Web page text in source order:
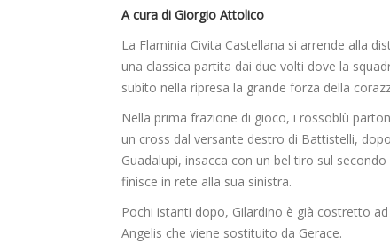
A cura di Giorgio Attolico
La Flaminia Civita Castellana si arrende alla
una classica partita dai due volti dove la
subìto nella ripresa la grande forza della
Nella prima frazione di gioco, i rossoblù
un cross dal versante destro di Battistelli,
Guadalupi, insacca con un bel tiro sul
finisce in rete alla sua sinistra.
Pochi istanti dopo, Gilardino è già costretto
Angelis che viene sostituito da Gerace.